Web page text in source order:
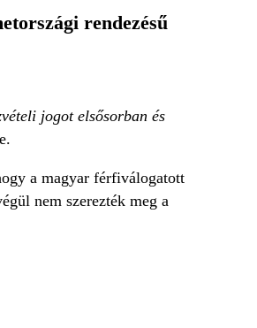
rendezésű
jogot elsősorban és
a magyar férfiválogatott
nem szerezték meg a